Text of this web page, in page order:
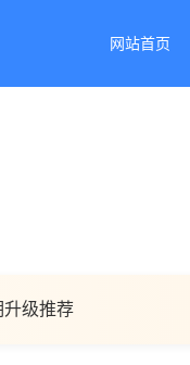
网站首页
升级推荐